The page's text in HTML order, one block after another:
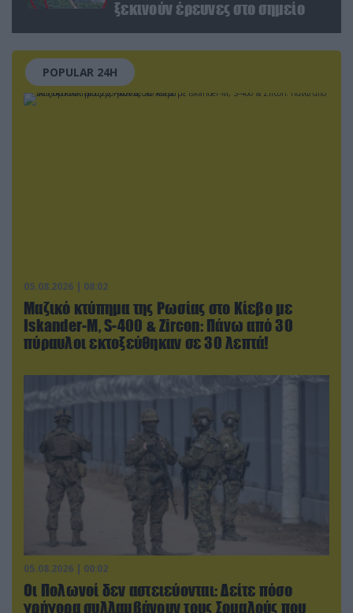
ξεκινούν έρευνες στο σημείο
POPULAR 24H
05.08.2026 | 08:02
Μαζικό κτύπημα της Ρωσίας στο Κίεβο με
Iskander-Μ, S-400 & Zircon: Πάνω από 30
πύραυλοι εκτοξεύθηκαν σε 30 λεπτά!
05.08.2026 | 00:02
Οι Πολωνοί δεν αστειεύονται: Δείτε πόσο
γρήγορα συλλαμβάνουν τους Σομαλούς που